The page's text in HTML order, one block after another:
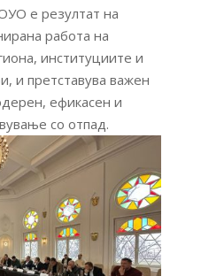
е резултат на
работа на
институциите и
и претставува важен
ефикасен и
со отпад.